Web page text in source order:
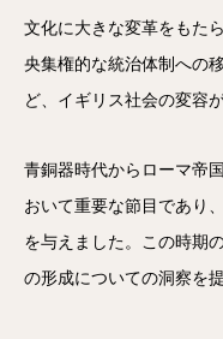
文化に大きな変革をもた
央集権的な統治体制への
ど、イギリス社会の変容
青銅器時代からローマ帝
おいて重要な節目であり
を与えました。この時期
の形成についての洞察を